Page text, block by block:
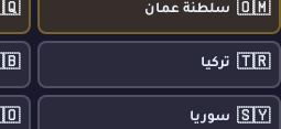
🇴🇲 سلطنة عمان
🇹🇷 تركيا
🇸🇾 سوريا